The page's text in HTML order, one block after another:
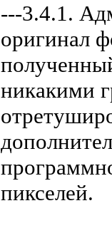
---3.4.1.
оригинал
никакими
пикселей.